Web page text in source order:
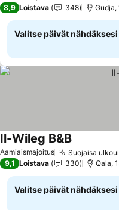
8,9 Loistava 348 Gudja,
Valitse päivät
Aamiaismajoitus Suojaisa
Il-Wileg B&B
9,1 Loistava 330 Qala,
Valitse päivät